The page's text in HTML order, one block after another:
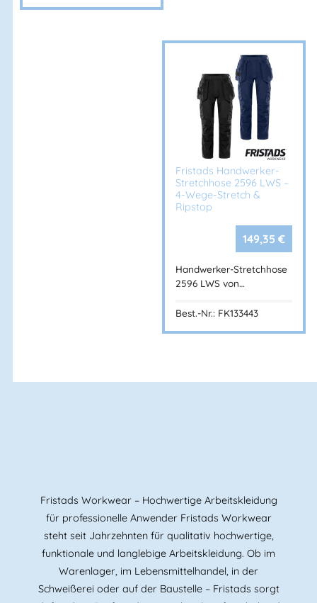
Fristads Handwerker-
Stretchhose 2596 LWS –
4-Wege-Stretch &
Ripstop
149,35 €
Handwerker-Stretchhose
2596 LWS von…
Best.-Nr.: FK133443
BANNENBERG
Fristads Workwear – Hochwertige Arbeitskleidung
für professionelle Anwender Fristads Workwear
steht seit Jahrzehnten für qualitativ hochwertige,
funktionale und langlebige Arbeitskleidung. Ob im
Warenlager, im Lebensmittelhandel, in der
Schweißerei oder auf der Baustelle – Fristads sorgt